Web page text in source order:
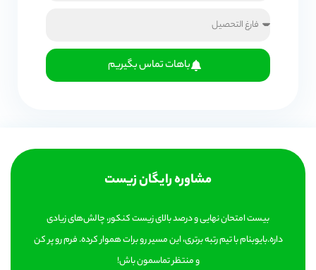
باهات تماس بگیریم
مشاوره رایگان زیست
بیست امتحان نهایی و درصد بالای زیست کنکور، چالش‌های زیادی
داره.بایوبنام با تیم رتبه برتری، این مسیر رو برات هموار کرده. فرم رو پر کن
و منتظر تماسمون باش!